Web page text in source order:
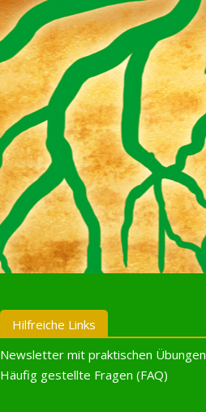
Hilfreiche Links
Newsletter mit praktischen Übungen
Häufig gestellte Fragen (FAQ)